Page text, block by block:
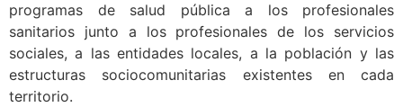
programas de salud pública a los profesionales
sanitarios junto a los profesionales de los servicios
sociales, a las entidades locales, a la población y las
estructuras sociocomunitarias existentes en cada
territorio.